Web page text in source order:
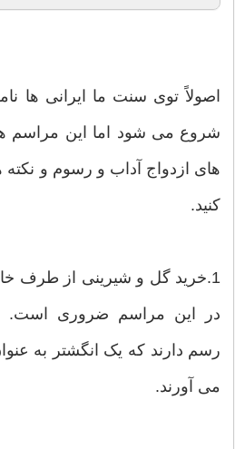
اصولاً توی سنت ما ایرانی ها
شروع می شود اما این مراسم
های ازدواج آداب و رسوم و نکته
کنید.
1.خرید گل و شیرینی از طرف
در این مراسم ضروری است.
رسم دارند که یک انگشتر به
می آورند.